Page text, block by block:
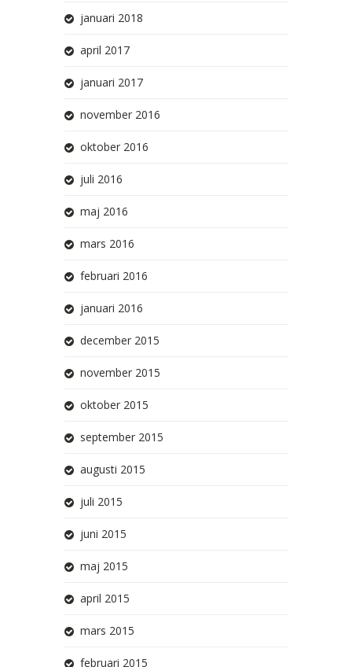
januari 2018
april 2017
januari 2017
november 2016
oktober 2016
juli 2016
maj 2016
mars 2016
februari 2016
januari 2016
december 2015
november 2015
oktober 2015
september 2015
augusti 2015
juli 2015
juni 2015
maj 2015
april 2015
mars 2015
februari 2015